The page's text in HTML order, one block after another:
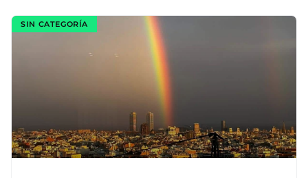
SIN CATEGORÍA